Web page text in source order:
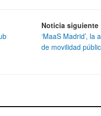
Noticia siguiente
‘MaaS Madrid’,
de movilidad